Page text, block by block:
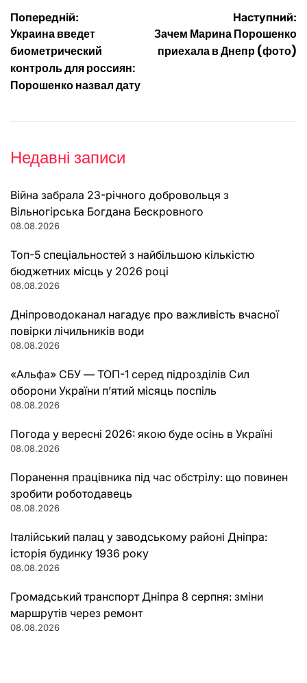
Навігація
записів
Попередній:
Украина введет
биометрический
контроль для россиян:
Порошенко назвал дату
Наступний:
Зачем Марина Порошенко
приехала в Днепр (фото)
Недавні записи
Війна забрала 23-річного добровольця з
Вільногірська Богдана Бескровного
08.08.2026
Топ-5 спеціальностей з найбільшою кількістю
бюджетних місць у 2026 році
08.08.2026
Дніпроводоканал нагадує про важливість вчасної
повірки лічильників води
08.08.2026
«Альфа» СБУ — ТОП-1 серед підрозділів Сил
оборони України п’ятий місяць поспіль
08.08.2026
Погода у вересні 2026: якою буде осінь в Україні
08.08.2026
Поранення працівника під час обстрілу: що повинен
зробити роботодавець
08.08.2026
Італійський палац у заводському районі Дніпра:
історія будинку 1936 року
08.08.2026
Громадський транспорт Дніпра 8 серпня: зміни
маршрутів через ремонт
08.08.2026